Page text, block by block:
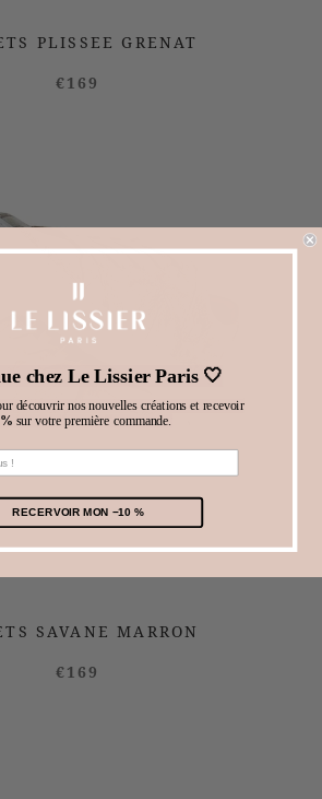
PLISSEE GRENAT
€169
SAVANE MARRON
€169
chez Le Lissier Paris 🤍
découvrir nos nouvelles créations et recevoir
sur votre première commande.
RECERVOIR MON −10 %